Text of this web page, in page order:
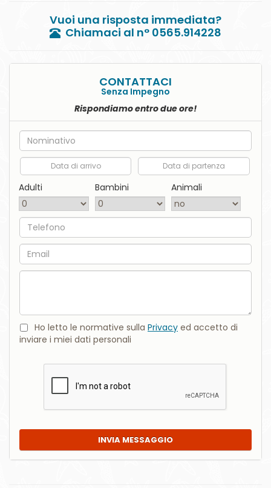
Vuoi una risposta immediata?
Chiamaci al n° 0565.914228
CONTATTACI
Senza Impegno
Rispondiamo entro due ore!
Nome
Data di arrivo
Data di partenza
Adulti
Bambini Animali
Telefono
Email
Ho letto le normative sulla Privacy ed accetto di
inviare i miei dati personali
INVIA MESSAGGIO